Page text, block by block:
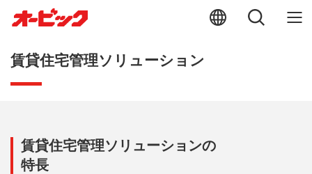
賃貸住宅管理ソリューション
賃貸住宅管理ソリューションの
特長